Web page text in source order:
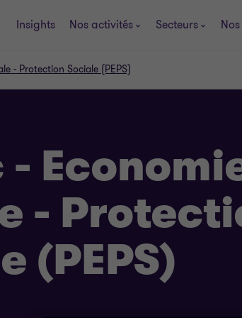
Insights Nos activités Secteurs
- Protection Sociale (PEPS)
-
(PEPS)